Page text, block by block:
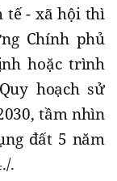
tế - xã hội thì
Chính phủ
hoặc trình
hoạch sử
tầm nhìn
đất 5 năm
.